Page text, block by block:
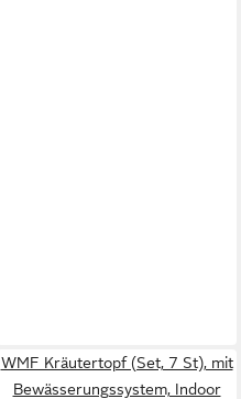
WMF Kräutertopf (Set, 7 St), mit
Bewässerungssystem, Indoor